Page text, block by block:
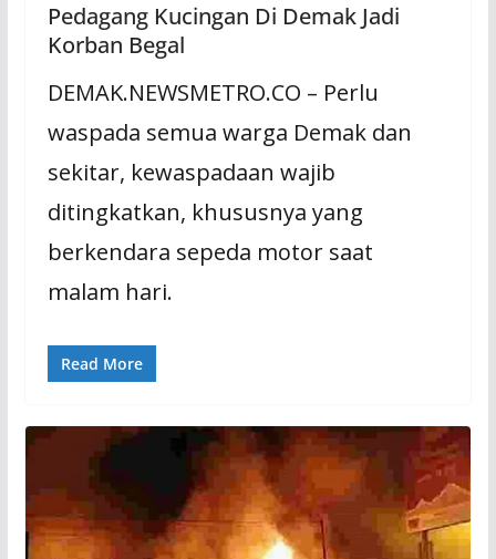
Pedagang Kucingan Di Demak Jadi
Korban Begal
DEMAK.NEWSMETRO.CO – Perlu
waspada semua warga Demak dan
sekitar, kewaspadaan wajib
ditingkatkan, khususnya yang
berkendara sepeda motor saat
malam hari.
Read More